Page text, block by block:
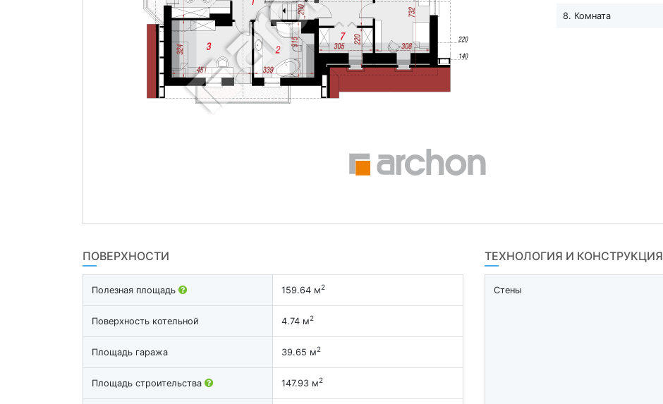
8. Комната
ПОВЕРХНОСТИ
Полезная площадь 159.64 м2
Поверхность котельной 4.74 м2
Площадь гаража 39.65 м2
Площадь строительства 147.93 м2
ТЕХНОЛОГИЯ И КОНСТРУКЦИЯ
Стены